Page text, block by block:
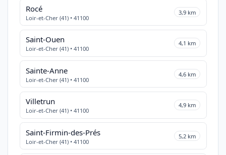
Rocé
Loir-et-Cher (41) • 41100
3,9 km
Saint-Ouen
Loir-et-Cher (41) • 41100
4,1 km
Sainte-Anne
Loir-et-Cher (41) • 41100
4,6 km
Villetrun
Loir-et-Cher (41) • 41100
4,9 km
Saint-Firmin-des-Prés
Loir-et-Cher (41) • 41100
5,2 km